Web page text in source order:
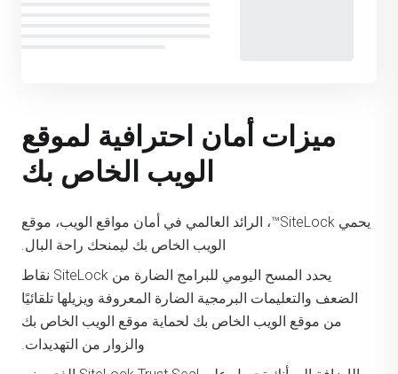
ميزات أمان احترافية لموقع
الويب الخاص بك
يحمي SiteLock™، الرائد العالمي في أمان مواقع الويب، موقع
الويب الخاص بك ليمنحك راحة البال.
يحدد المسح اليومي للبرامج الضارة من SiteLock نقاط
الضعف والتعليمات البرمجية الضارة المعروفة ويزيلها تلقائيًا
من موقع الويب الخاص بك لحماية موقع الويب الخاص بك
والزوار من التهديدات.